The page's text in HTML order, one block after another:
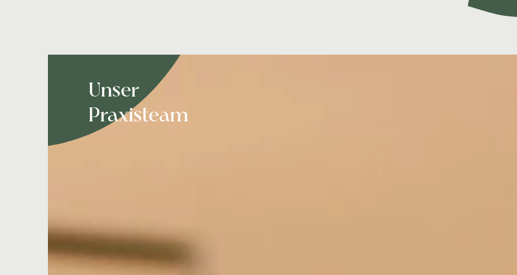
Unser
Praxisteam